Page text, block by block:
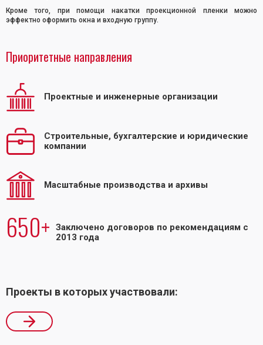
Кроме того, при помощи накатки проекционной пленки можно
эффектно оформить окна и входную группу.
Приоритетные направления
Проектные и инженерные организации
Строительные, бухгалтерские и юридические
компании
Масштабные производства и архивы
650+
Заключено договоров по рекомендациям с
2013 года
Проекты в которых участвовали: